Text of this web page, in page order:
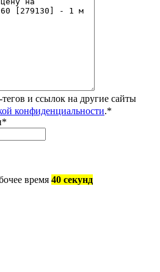
и ссылок на другие сайты
конфиденциальности.*
*
время 40 секунд